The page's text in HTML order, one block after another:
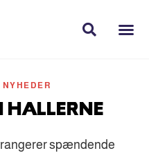
NYHEDER
spændende